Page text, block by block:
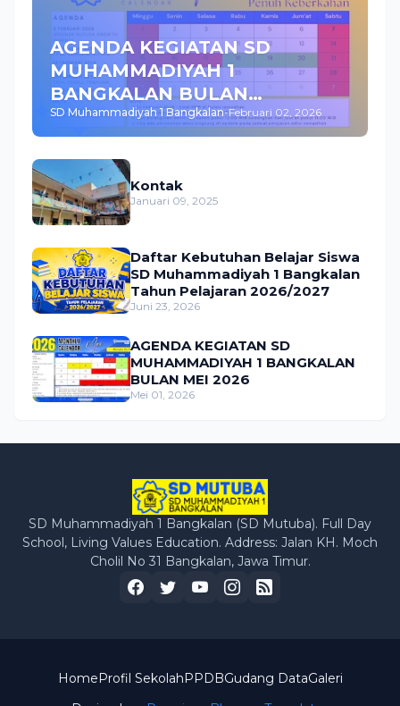
AGENDA KEGIATAN SD
MUHAMMADIYAH 1
BANGKALAN BULAN
FEBRUARI 2026
SD Muhammadiyah 1 Bangkalan-Februari 02, 2026
Kontak
Januari 09, 2025
Daftar Kebutuhan Belajar Siswa
SD Muhammadiyah 1 Bangkalan
Tahun Pelajaran 2026/2027
Juni 23, 2026
AGENDA KEGIATAN SD
MUHAMMADIYAH 1 BANGKALAN
BULAN MEI 2026
Mei 01, 2026
SD Muhammadiyah 1 Bangkalan (SD Mutuba). Full Day
School, Living Values Education. Address: Jalan KH. Moch
Cholil No 31 Bangkalan, Jawa Timur.
HomeProfil SekolahPPDBGudang DataGaleri